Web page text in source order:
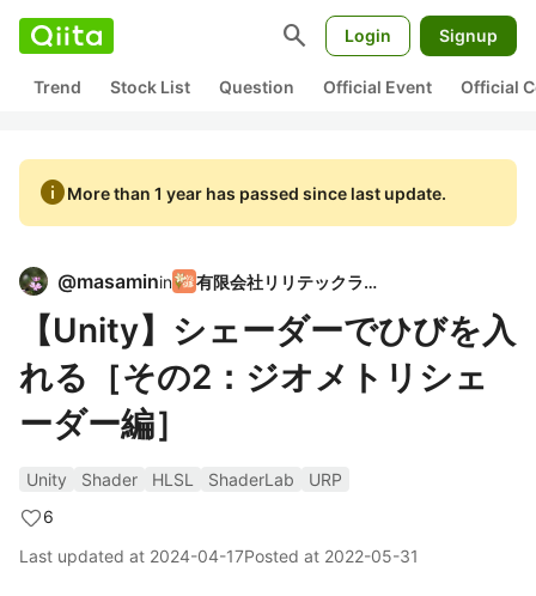
search Login Signup
Trend Stock List Question Official Event Official
infoMore than 1 year has passed since last update.
@masaminin 有限会社リリテックラボ
【Unity】シェーダーでひびを入
れる［その2：ジオメトリシェ
ーダー編］
Unity Shader HLSL ShaderLab
URP
6
Last updated at 2024-04-17Posted at 2022-05-31